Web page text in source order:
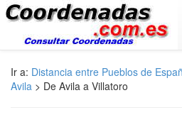
Ir a: Distancia entre Pueblos de
Avila > De Avila a Villatoro